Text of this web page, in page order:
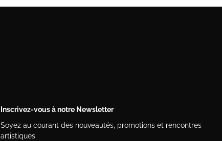
Inscrivez-vous à notre Newsletter
Soyez au courant des nouveautés, promotions et rencontres
artistiques